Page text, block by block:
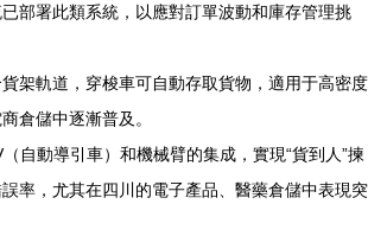
部署此類系統，以應對訂單波動和庫存管理挑
架軌道，穿梭車可自動存取貨物，適用于高密度
倉儲中逐漸普及。
自動導引車）和機械臂的集成，實現“貨到人”揀
率，尤其在四川的電子產品、醫藥倉儲中表現突